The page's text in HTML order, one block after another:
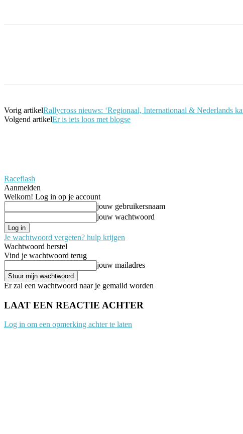
Vorig artikelRallycross nieuws: ‘Regionaal, Internationaal & Nederlands
Volgend artikelEr is iets loos met blogse
Raceflash
Aanmelden
Welkom! Log in op je account
jouw gebruikersnaam
jouw wachtwoord
Je wachtwoord vergeten? hulp krijgen
Wachtwoord herstel
Vind je wachtwoord terug
jouw mailadres
Er zal een wachtwoord naar je gemaild worden
LAAT EEN REACTIE ACHTER
Log in om een opmerking achter te laten